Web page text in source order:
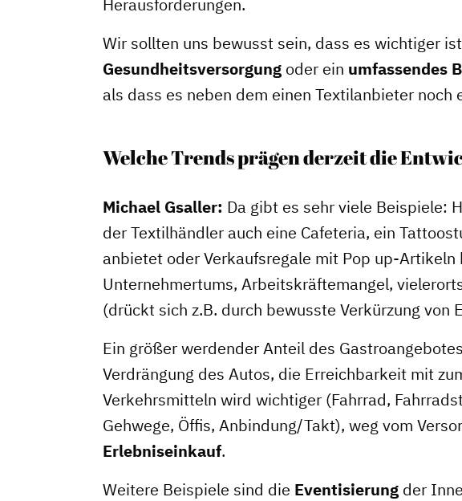
Herausforderungen.
Wir sollten uns bewusst sein, dass es wichtiger
Gesundheitsversorgung oder ein umfassendes
als dass es neben dem einen Textilanbieter noch
Welche Trends prägen derzeit die
Michael Gsaller: Da gibt es sehr viele Beispiele:
der Textilhändler auch eine Cafeteria, ein
anbietet oder Verkaufsregale mit Pop up-Artikeln
Unternehmertums, Arbeitskräftemangel,
(drückt sich z.B. durch bewusste Verkürzung von
Ein größer werdender Anteil des
Verdrängung des Autos, die Erreichbarkeit mit
Verkehrsmitteln wird wichtiger (Fahrrad,
Gehwege, Öffis, Anbindung/Takt), weg vom
Erlebniseinkauf.
Weitere Beispiele sind die Eventisierung der